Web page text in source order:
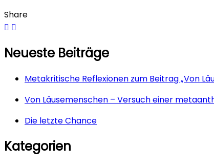
Share
Neueste Beiträge
Metakritische Reflexionen zum Beitrag „Von
Von Läusemenschen – Versuch einer
Die letzte Chance
Kategorien